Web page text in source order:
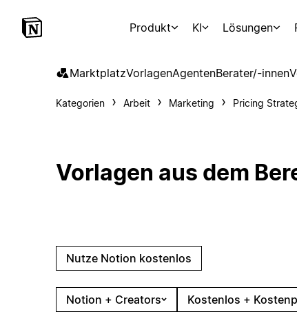
Produkt KI Lösungen
MarktplatzVorlagenAgentenBerater/-innen
Kategorien Arbeit Marketing Pricing
Vorlagen aus dem
Nutze Notion kostenlos
Notion + Creators Kostenlos +